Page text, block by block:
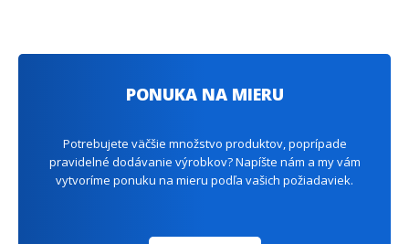
PONUKA NA MIERU
Potrebujete väčšie množstvo produktov, poprípade
pravidelné dodávanie výrobkov? Napíšte nám a my vám
vytvoríme ponuku na mieru podľa vašich požiadaviek.